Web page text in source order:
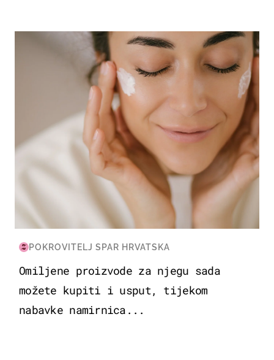
MODA & LJEPOTA
POKROVITELJ SPAR HRVATSKA
Omiljene proizvode za njegu sada
možete kupiti i usput, tijekom
nabavke namirnica...